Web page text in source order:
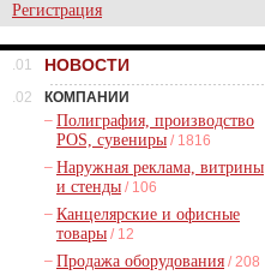
Регистрация
.01 НОВОСТИ
.02
КОМПАНИИ
– Полиграфия, производство
POS, сувениры / 1816
– Наружная реклама, витрины
и стенды / 106
– Канцелярские и офисные
товары / 12
– Продажа оборудования / 208